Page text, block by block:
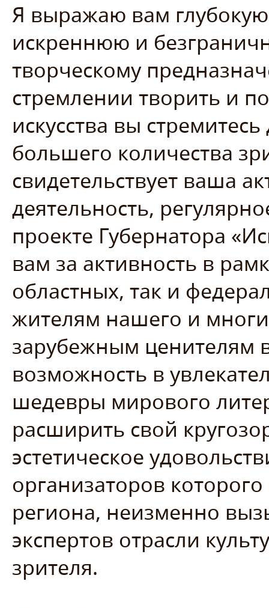
Я выражаю вам
искреннюю и
творческому
стремлении творить и
искусства вы
большего количества
свидетельствует ваша
деятельность,
проекте Губернатора
вам за активность в
областных, так и
жителям нашего и
зарубежным ценителям
возможность в
шедевры мирового
расширить свой
эстетическое
организаторов
региона, неизменно
экспертов отрасли
зрителя.